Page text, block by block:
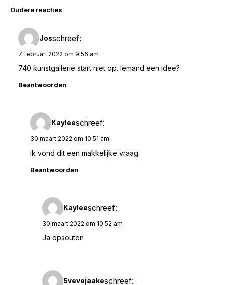
Reacties
navigatie
Oudere reacties
Josschreef:
7 februari 2022 om 9:56 am
740 kunstgallerie start niet op. Iemand een idee?
Beantwoorden
Kayleeschreef:
30 maart 2022 om 10:51 am
Ik vond dit een makkelijke vraag
Beantwoorden
Kayleeschreef:
30 maart 2022 om 10:52 am
Ja opsouten
Svevejaakeschreef: